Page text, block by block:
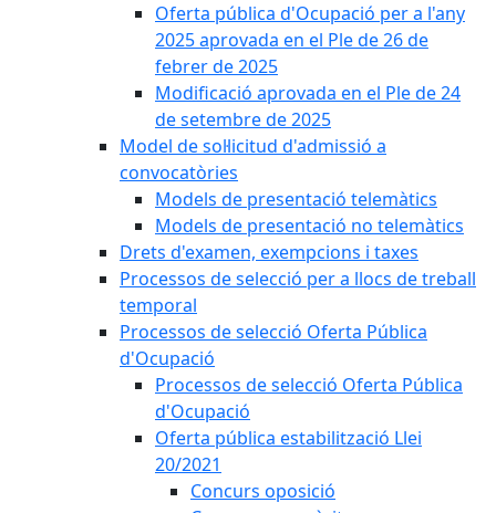
Oferta pública d'Ocupació per a l'any
2025 aprovada en el Ple de 26 de
febrer de 2025
Modificació aprovada en el Ple de 24
de setembre de 2025
Model de sol·licitud d'admissió a
convocatòries
Models de presentació telemàtics
Models de presentació no telemàtics
Drets d'examen, exempcions i taxes
Processos de selecció per a llocs de treball
temporal
Processos de selecció Oferta Pública
d'Ocupació
Processos de selecció Oferta Pública
d'Ocupació
Oferta pública estabilització Llei
20/2021
Concurs oposició